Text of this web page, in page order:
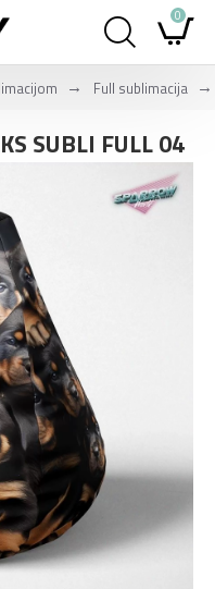
0
Full sublimacija
SUBLI FULL 04